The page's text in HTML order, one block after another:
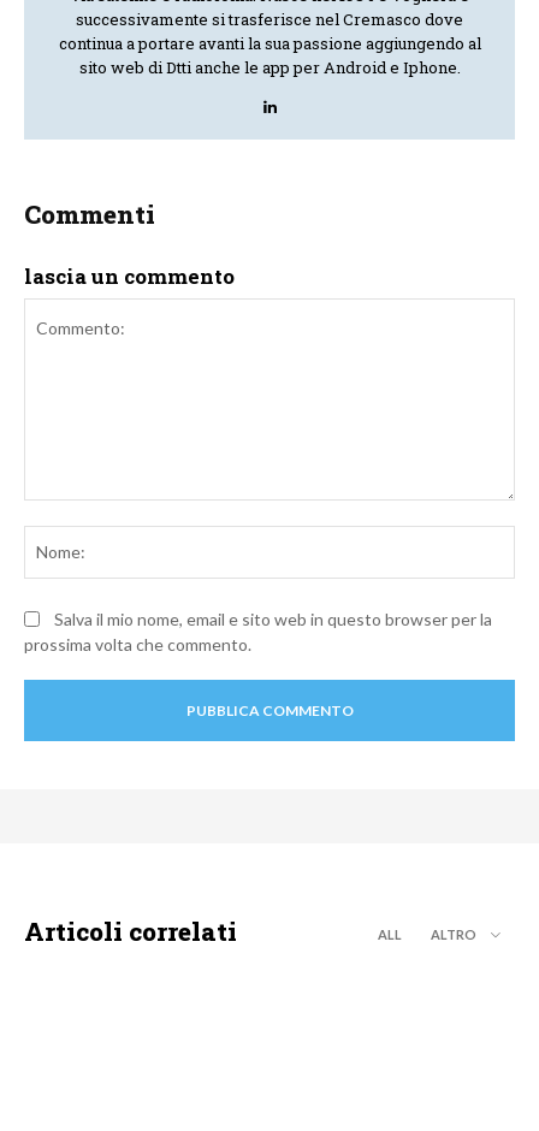
successivamente si trasferisce nel Cremasco dove
continua a portare avanti la sua passione aggiungendo al
sito web di Dtti anche le app per Android e Iphone.
Commenti
lascia un commento
Salva il mio nome, email e sito web in questo browser per la
prossima volta che commento.
Articoli correlati ALL ALTRO